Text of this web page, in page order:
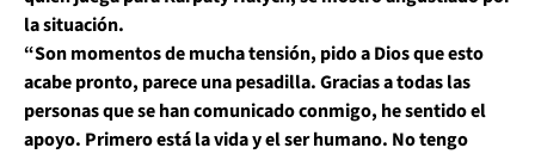
la situación.
“Son momentos de mucha tensión, pido a Dios que esto
acabe pronto, parece una pesadilla. Gracias a todas las
personas que se han comunicado conmigo, he sentido el
apoyo. Primero está la vida y el ser humano. No tengo